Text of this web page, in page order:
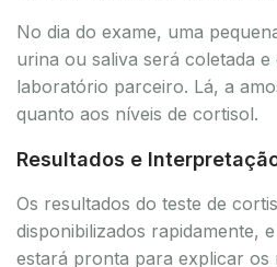
No dia do exame, uma
urina ou saliva será coletada e
laboratório parceiro. Lá, a
quanto aos níveis de cortisol.
Resultados e
Os resultados do teste de
disponibilizados rapidamente,
estará pronta para explicar